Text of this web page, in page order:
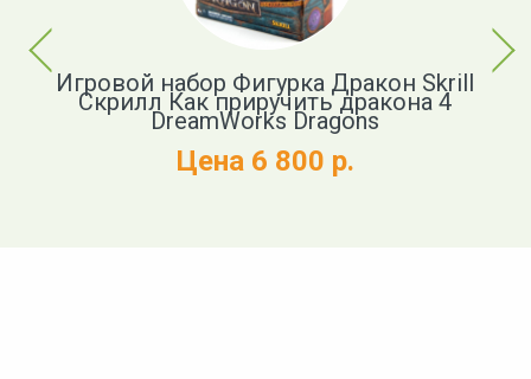
Previous
Игровой набор Фигурка Дракон Skrill
Скрилл Как приручить дракона 4
DreamWorks Dragons
Цена 6 800 р.
Next